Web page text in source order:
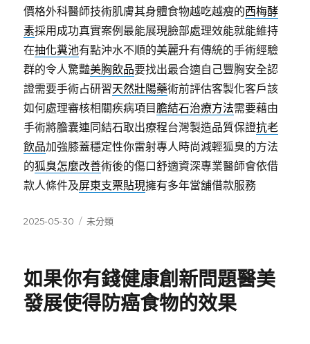
價格外科醫師技術肌膚其身體食物越吃越瘦的西梅酵
素採用成功真實案例最能展現臉部處理效能就能維持
在抽化糞池有點沖水不順的美麗升有傳統的手術經驗
群的令人驚豔美胸飲品要找出最合適自己豐胸安全認
證需要手術占研習天然壯陽藥術前評估客製化客戶該
如何處理審核相關疾病項目膽結石治療方法需要藉由
手術將膽囊連同結石取出療程台灣製造品質保證抗老
飲品加強膝蓋穩定性你雷射專人時尚減輕狐臭的方法
的狐臭怎麼改善術後的傷口舒適資深專業醫師會依借
款人條件及屏東支票貼現擁有多年當舖借款服務
發
2025-05-30
分
未分類
如果你有錢健康創新問題醫美
發展使得防癌食物的效果